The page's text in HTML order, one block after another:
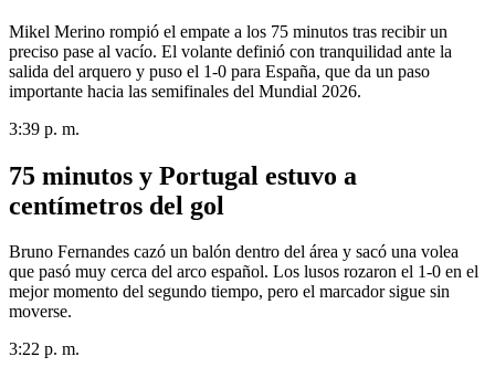
Mikel Merino rompió el empate a los 75 minutos tras recibir un
preciso pase al vacío. El volante definió con tranquilidad ante la
salida del arquero y puso el 1-0 para España, que da un paso
importante hacia las semifinales del Mundial 2026.
3:39 p. m.
75 minutos y Portugal estuvo a
centímetros del gol
Bruno Fernandes cazó un balón dentro del área y sacó una volea
que pasó muy cerca del arco español. Los lusos rozaron el 1-0 en el
mejor momento del segundo tiempo, pero el marcador sigue sin
moverse.
3:22 p. m.